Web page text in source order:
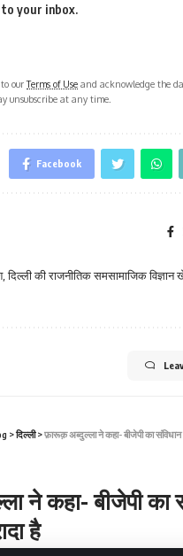
your inbox.
to ourTerms of Use and acknowledge the
unsubscribe at any time.
Facebook
दिल्ली की राजनीतिक समसामाजिक
>दिल्ली>फ़ारूक़ अब्दुल्ला ने कहा- बीजेपी का संविधान
ने कहा- बीजेपी का
है